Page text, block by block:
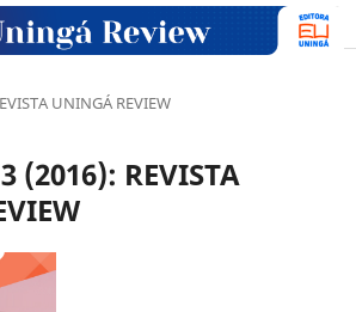
UNINGÁ REVIEW
(2016): REVISTA